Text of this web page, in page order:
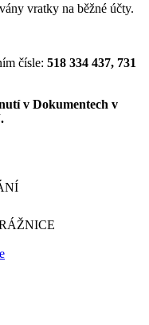
vratky na běžné účty.
čísle: 518 334 437, 731
v Dokumentech v